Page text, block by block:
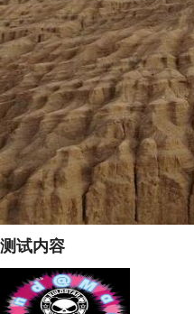
测试内容